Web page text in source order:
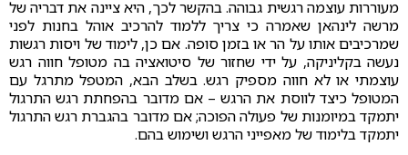
מעוררות עוצמה רגשית גבוהה. בהקשר לכך, היא ציינה את דבריה של
מרשה לינהאן שאמרה כי צריך ללמוד להרכיב אוהל בחנות לפני
שמרכיבים אותו על הר או בזמן סופה. אם כן, לימוד של ויסות רגשות
נעשה בקליניקה, על ידי שחזור של סיטואציה בה מטופל חווה רגש
עוצמתי או לא חווה מספיק רגש. בשלב הבא, המטפל מתרגל עם
המטופל כיצד לווסת את הרגש – אם מדובר בהפחתת רגש התרגול
יתמקד במיומנות של פעולה הפוכה; אם מדובר בהגברת רגש התרגול
יתמקד בלימוד של מאפייני הרגש ושימוש בהם.